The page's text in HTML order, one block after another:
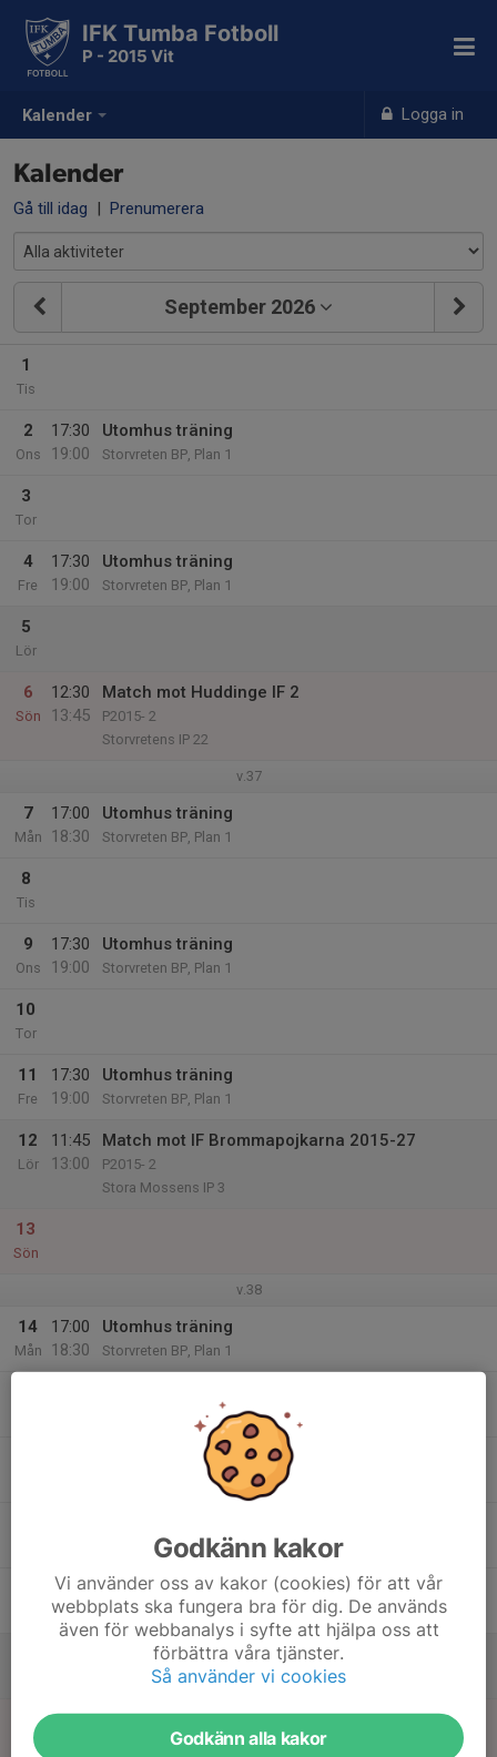
Kalender Logga in
IFK Tumba Fotboll
P - 2015 Vit
Kalender
Gå till idag | Prenumerera
September 2026
1
Tis
2
Ons
17:30
19:00
Utomhus träning
Storvreten BP, Plan 1
3
Tor
4
Fre
17:30
19:00
Utomhus träning
Storvreten BP, Plan 1
5
Lör
6
Sön
12:30
13:45
Match mot Huddinge IF 2
P2015- 2
Storvretens IP 22
v.37
7
Mån
17:00
18:30
Utomhus träning
Storvreten BP, Plan 1
8
Tis
9
Ons
17:30
19:00
Utomhus träning
Storvreten BP, Plan 1
10
Tor
11
Fre
17:30
19:00
Utomhus träning
Storvreten BP, Plan 1
12
Lör
11:45
13:00
Match mot IF Brommapojkarna 2015-27
P2015- 2
Stora Mossens IP 3
13
Sön
v.38
14
Mån
17:00
18:30
Utomhus träning
Storvreten BP, Plan 1
Utomhus träning
Storvreten BP, Plan 1
17:30
19:00
Utomhus träning
Storvreten BP, Plan 1
20
Sön
12:30
Match mot Konyaspor Kultur och IF
P2015GUL
Godkänn kakor
Vi använder oss av kakor (cookies) för att vår
webbplats ska fungera bra för dig. De används
även för webbanalys i syfte att hjälpa oss att
förbättra våra tjänster.
Så använder vi cookies
Godkänn alla kakor